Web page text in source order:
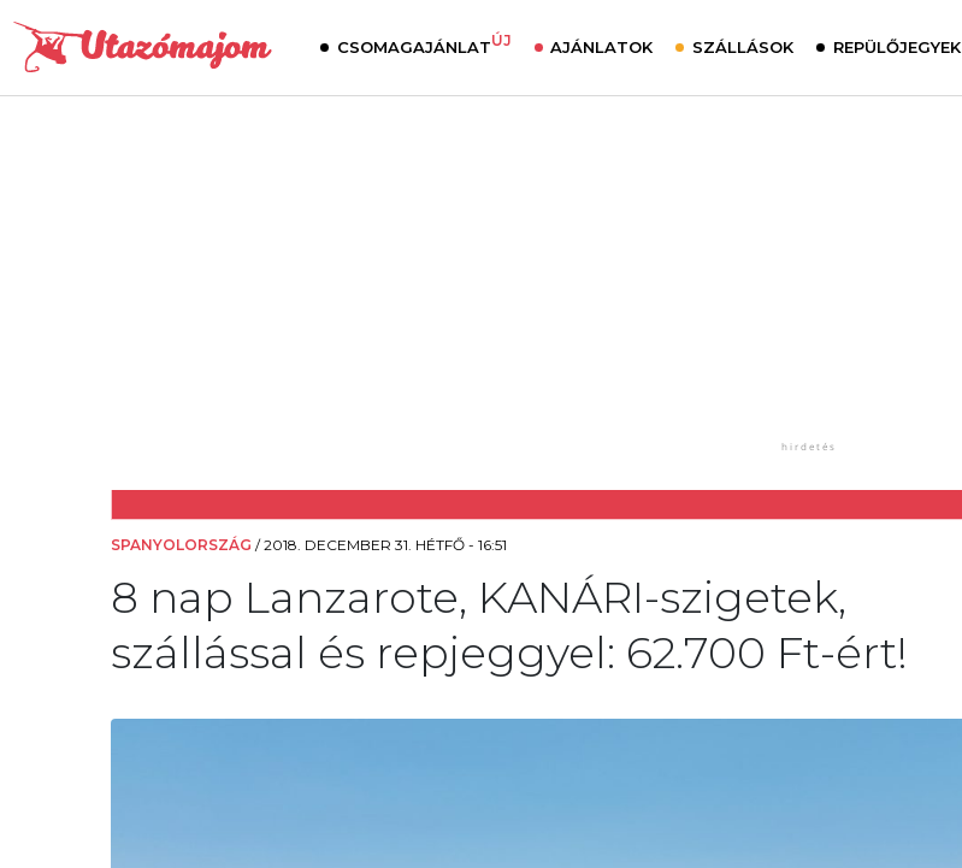
CSOMAGAJÁNLATÚJ AJÁNLATOK SZÁLLÁSOK REPÜLŐJEGYEK
SPANYOLORSZÁG /2018. DECEMBER 31. HÉTFŐ - 16:51
8 nap Lanzarote, KANÁRI-szigetek,
szállással és repjeggyel: 62.700 Ft-ért!